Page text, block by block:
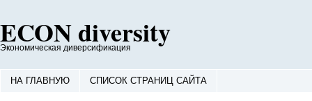
ECON diversity
Экономическая диверсификация
НА ГЛАВНУЮ СПИСОК СТРАНИЦ САЙТА